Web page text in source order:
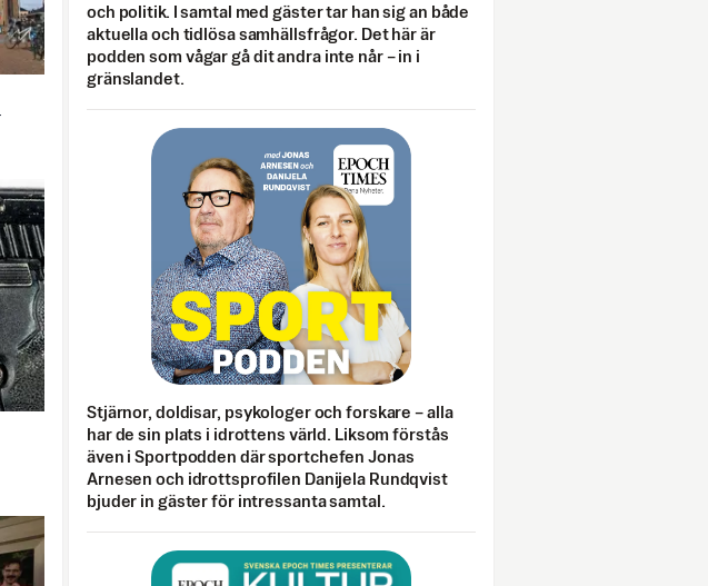
och politik. I samtal med gäster tar han sig an både
aktuella och tidlösa samhällsfrågor. Det här är
podden som vågar gå dit andra inte når – in i
gränslandet.
Stjärnor, doldisar, psykologer och forskare – alla
har de sin plats i idrottens värld. Liksom förstås
även i Sportpodden där sportchefen Jonas
Arnesen och idrottsprofilen Danijela Rundqvist
bjuder in gäster för intressanta samtal.